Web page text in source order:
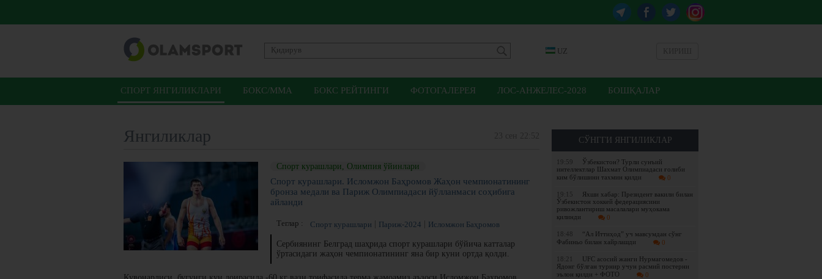
UZ
СПОРТ ЯНГИЛИКЛАРИ БОКС/ММА БОКС РЕЙТИНГИ ФОТОГАЛЕРЕЯ ЛОС-АНЖЕЛЕС-2028 БОШҚАЛАР
СЎНГГИ ЯНГИЛИКЛАР
19:59
Ўзбекистон? Турли сунъий
интеллектлар Шахмат Олимпиадаси ғолиби
ким бўлишини тахмин қилди
0
19:15
Яхши хабар: Президент вакили билан
Ўзбекистон хоккей федерациясини
ривожлантириш масалалари муҳокама
қилинди
0
18:48
“Ал Иттиҳод” уч мавсумдан сўнг
Фабиньо билан хайрлашди
0
18:21
UFC асосий жанги Нурмагомедов -
Ядонг бўлган турнир учун расмий постерни
эълон қилди + ФОТО
0
Янгиликлар
Спорт курашлари, Олимпия ўйинлари
Спорт курашлари. Исломжон Баҳромов Жаҳон чемпионатининг
бронза медали ва Париж Олимпиадаси йўлланмаси соҳибига
айланди
Теглар : Спорт курашлари Париж-2024 Исломжон Баҳромов
Сербиянинг Белград шаҳрида спорт курашлари бўйича катталар
ўртасидаги жаҳон чемпионатининг яна бир куни ортда қолди.